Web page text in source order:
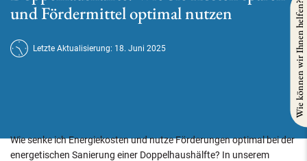
und Fördermittel optimal nutzen
Letzte Aktualisierung: 18. Juni 2025
Wie senke ich Energiekosten und nutze Förderungen optimal bei der
energetischen Sanierung einer Doppelhaushälfte? In unserem
Wie können wir Ihnen helfen?